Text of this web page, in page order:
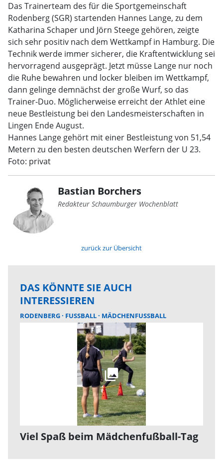
Das Trainerteam des für die Sportgemeinschaft
Rodenberg (SGR) startenden Hannes Lange, zu dem
Katharina Schaper und Jörn Steege gehören, zeigte
sich sehr positiv nach dem Wettkampf in Hamburg. Die
Technik werde immer sicherer, die Kraftentwicklung sei
hervorragend ausgeprägt. Jetzt müsse Lange nur noch
die Ruhe bewahren und locker bleiben im Wettkampf,
dann gelinge demnächst der große Wurf, so das
Trainer-Duo. Möglicherweise erreicht der Athlet eine
neue Bestleistung bei den Landesmeisterschaften in
Lingen Ende August.
Hannes Lange gehört mit einer Bestleistung von 51,54
Metern zu den besten deutschen Werfern der U 23.
Foto: privat
Bastian Borchers
Redakteur Schaumburger Wochenblatt
zurück zur Übersicht
DAS KÖNNTE SIE AUCH
INTERESSIEREN
RODENBERG FUSSBALL MÄDCHENFUSSBALL
Viel Spaß beim Mädchenfußball-Tag